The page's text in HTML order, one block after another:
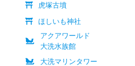
虎塚古墳
ほしいも神社
アクアワールド
大洗水族館
大洗マリンタワー